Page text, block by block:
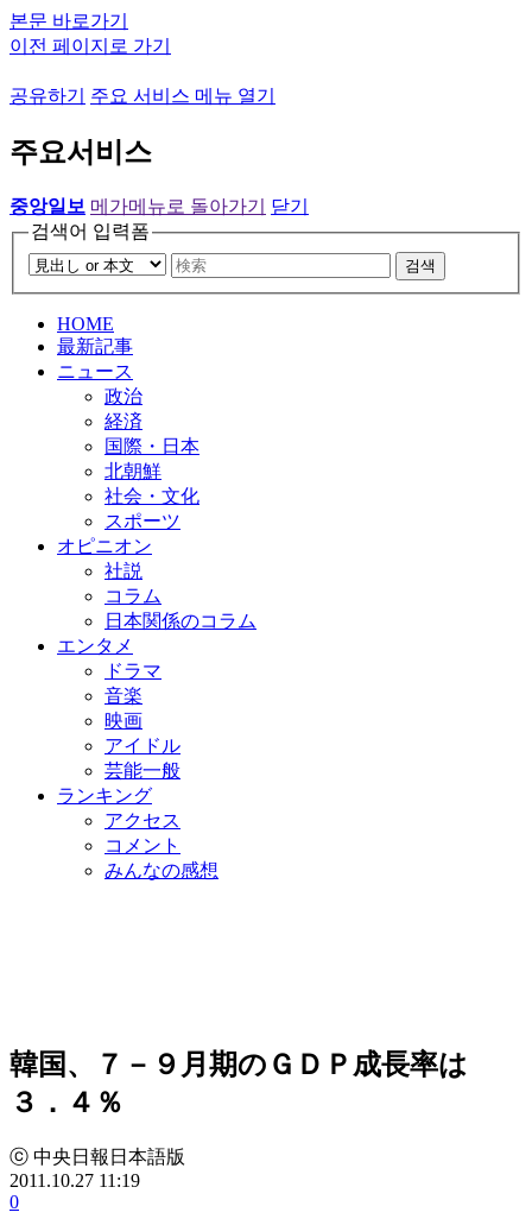
본문 바로가기
이전 페이지로 가기
공유하기 주요 서비스 메뉴 열기
주요서비스
중앙일보 메가메뉴로 돌아가기
닫기
검색어 입력폼
검색
HOME
最新記事
ニュース
政治
経済
国際・日本
北朝鮮
社会・文化
スポーツ
オピニオン
社説
コラム
日本関係のコラム
エンタメ
ドラマ
音楽
映画
アイドル
芸能一般
ランキング
アクセス
コメント
みんなの感想
韓国、７－９月期のＧＤＰ成長率は
３．４％
ⓒ 中央日報日本語版
2011.10.27 11:19
0